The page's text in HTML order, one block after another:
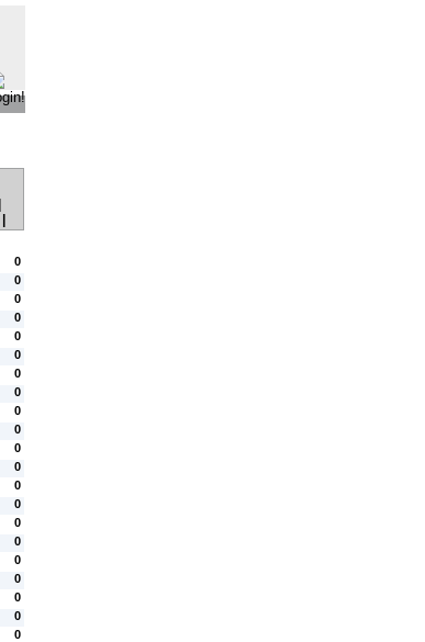
0
0
0
0
0
0
0
0
0
0
0
0
0
0
0
0
0
0
0
0
0